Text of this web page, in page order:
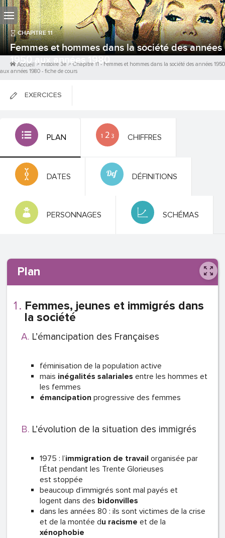
CHAPITRE11
Femmes et hommes dans la société des années
1950 aux années 1980
Accueil > Histoire 3e > Chapitre 11 - Femmes et hommes dans la société des années 1950
aux années 1980 - fiche de cours
EXERCICES
FICHES DE COURS
PLAN CHIFFRES
DATES DÉFINITIONS
PERSONNAGES SCHÉMAS
Plan
Femmes, jeunes et immigrés dans
la société
L’émancipation des Françaises
féminisation de la population active
mais inégalités salariales entre les hommes et
les femmes
émancipation progressive des femmes
L’évolution de la situation des immigrés
1975 : l’immigration de travail organisée par
l’État pendant les Trente Glorieuses
est stoppée
beaucoup d’immigrés sont mal payés et
logent dans des bidonvilles
dans les années 80 : ils sont victimes de la crise
et de la montée du racisme et de la
xénophobie